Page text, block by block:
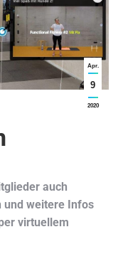
Apr.
9
2020
auch
und weitere Infos
virtuellem